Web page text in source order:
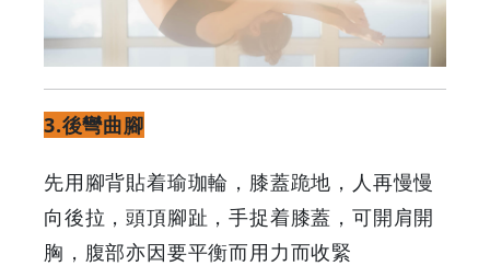
3.後彎曲腳
先用腳背貼着瑜珈輪，膝蓋跪地，人再慢慢
向後拉，頭頂腳趾，手捉着膝蓋，可開肩開
胸，腹部亦因要平衡而用力而收緊